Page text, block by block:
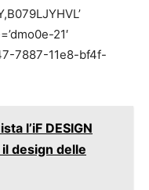
21′
7887-11e8-bf4f-
l’iF DESIGN
design delle